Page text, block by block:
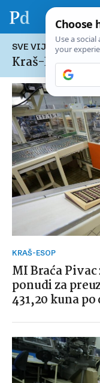
SVE VIJESTI NA
Kraš-ESOP
KRAŠ-ESOP
MI Braća
ponudi za
431,20 kuna